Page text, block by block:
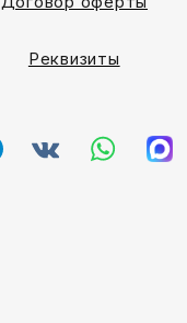
Реквизиты